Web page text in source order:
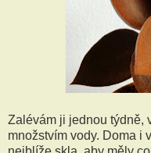
Zalévám ji jednou týdně,
množstvím vody. Doma i